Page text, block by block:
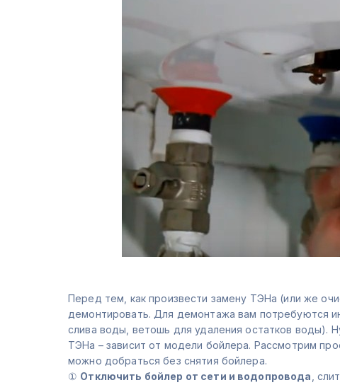
Перед тем, как произвести замену ТЭНа (или же
демонтировать. Для демонтажа вам потребуются
слива воды, ветошь для удаления остатков воды).
ТЭНа – зависит от модели бойлера. Рассмотрим
можно добраться без снятия бойлера.
① Отключить бойлер от сети и водопровода,